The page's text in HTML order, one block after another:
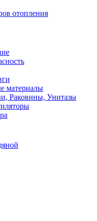
отопления
материалы
Раковины, Унитазы